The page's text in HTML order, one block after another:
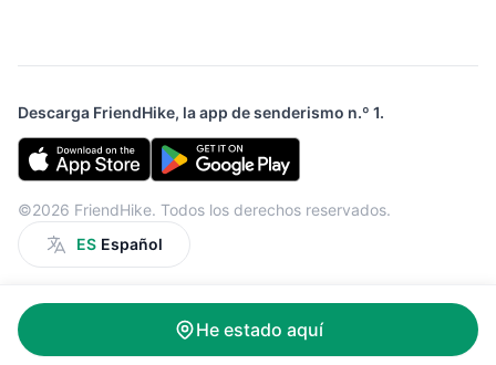
He estado aquí
Descarga FriendHike, la app de senderismo n.º 1.
©2026 FriendHike. Todos los derechos reservados.
ES Español